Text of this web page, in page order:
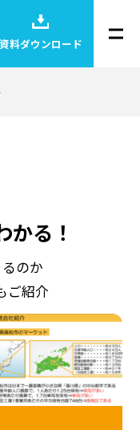
資料ダウンロード
る！
のか
ご紹介